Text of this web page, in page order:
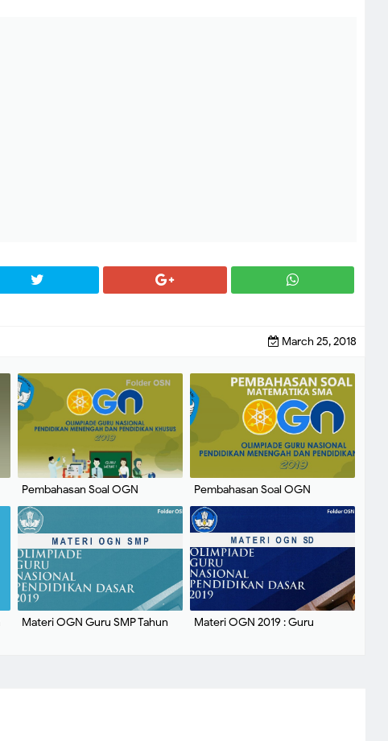
March 25, 2018
Pembahasan Soal OGN
Matematika SMP 2019
Pembahasan Soal OGN
Matematika SMA 2019
Materi OGN Guru SMP Tahun
Materi OGN 2019 : Guru